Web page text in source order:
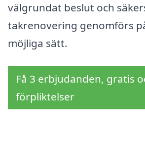
välgrundat beslut och
takrenovering genomförs
möjliga sätt.
Få 3 erbjudanden, gratis
förpliktelser